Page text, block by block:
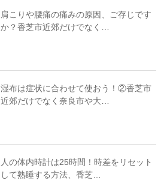
肩こりや腰痛の痛みの原因、ご存じです
か？香芝市近郊だけでなく…
湿布は症状に合わせて使おう！②香芝市
近郊だけでなく奈良市や大…
人の体内時計は25時間！時差をリセット
して熟睡する方法、香芝…